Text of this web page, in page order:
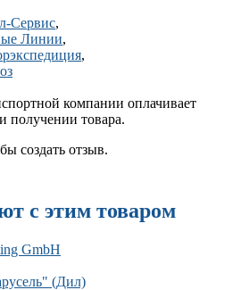
Сервис,
Линии,
,
компании оплачивает
получении товара.
создать отзыв.
с этим товаром
GmbH
(Дил)